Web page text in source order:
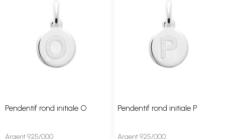
Pendentif rond initiale O
Argent 925/000
Pendentif rond initiale P
Argent 925/000